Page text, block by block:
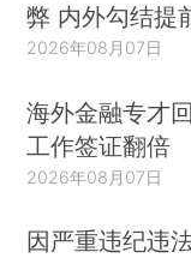
弊 内外勾结提
2026年08月07日
海外金融专才
工作签证翻倍
2026年08月07日
因严重违纪违